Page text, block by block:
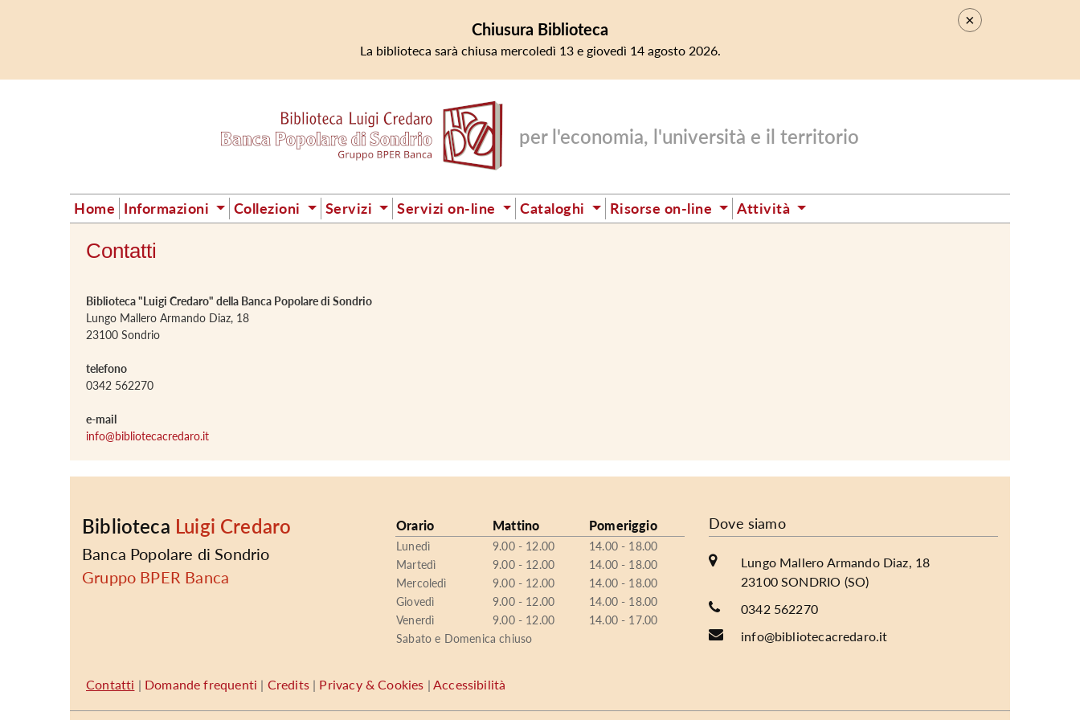
×
Chiusura Biblioteca
La biblioteca sarà chiusa mercoledì 13 e giovedì 14 agosto 2026.
per l'economia, l'università e il territorio
Home Informazioni Collezioni Servizi Servizi on-line Cataloghi Risorse on-line Attività
Contatti
Biblioteca "Luigi Credaro" della Banca Popolare di Sondrio
Lungo Mallero Armando Diaz, 18
23100 Sondrio
telefono
0342 562270
e-mail
info@bibliotecacredaro.it
Biblioteca Luigi Credaro
Banca Popolare di Sondrio
Gruppo BPER Banca
Orario Mattino Pomeriggio
Lunedì 9.00 - 12.00
14.00 - 18.00
Martedì
9.00 - 12.00
14.00 - 18.00
Mercoledì
9.00 - 12.00
14.00 - 18.00
Giovedì
9.00 - 12.00
14.00 - 18.00
Venerdì
9.00 - 12.00
14.00 - 17.00
Sabato e Domenica chiuso
Dove siamo
Lungo Mallero Armando Diaz, 18
23100 SONDRIO (SO)
0342 562270
info@bibliotecacredaro.it
Contatti | Domande frequenti | Credits| Privacy & Cookies |Accessibilità